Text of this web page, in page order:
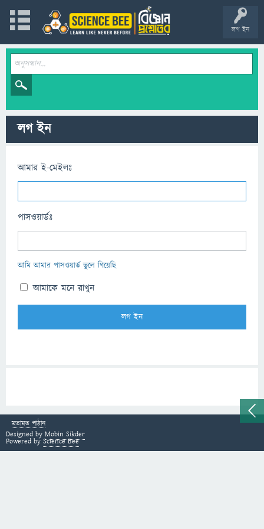
লগ ইন
লগ ইন
আমার ই-মেইলঃ
পাসওয়ার্ডঃ
আমি আমার পাসওয়ার্ড ভুলে গিয়েছি
আমাকে মনে রাখুন
মতামত পাঠান
Designed by Mobin Sikder
Powered by Science Bee